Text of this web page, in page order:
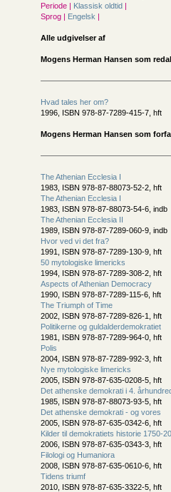
Periode | Klassisk oldtid |
Sprog | Engelsk |
Alle udgivelser af
Mogens Herman Hansen som
Hvad tales her om?
1996, ISBN 978-87-7289-415-7, hft
Mogens Herman Hansen som
The Athenian Ecclesia I
1983, ISBN 978-87-88073-52-2, hft
The Athenian Ecclesia I
1983, ISBN 978-87-88073-54-6, indb
The Athenian Ecclesia II
1989, ISBN 978-87-7289-060-9, indb
Hvor ved vi det fra?
1991, ISBN 978-87-7289-130-9, hft
50 mytologiske limericks
1994, ISBN 978-87-7289-308-2, hft
Aspects of Athenian Democracy
1990, ISBN 978-87-7289-115-6, hft
The Triumph of Time
2002, ISBN 978-87-7289-826-1, hft
Politikerne og guldalderdemokratiet
1981, ISBN 978-87-7289-964-0, hft
Polis
2004, ISBN 978-87-7289-992-3, hft
Nye mytologiske limericks
2005, ISBN 978-87-635-0208-5, hft
Det athenske demokrati i 4.
1985, ISBN 978-87-88073-93-5, hft
Det athenske demokrati - og vores
2005, ISBN 978-87-635-0342-6, hft
Kilder til demokratiets historie 1750-
2006, ISBN 978-87-635-0343-3, hft
Filologi og Humaniora
2008, ISBN 978-87-635-0610-6, hft
Tidens triumf
2010, ISBN 978-87-635-3322-5, hft